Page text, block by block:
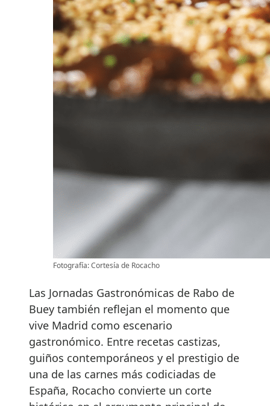
Fotografía: Cortesía de Rocacho
Las Jornadas Gastronómicas de Rabo de
Buey también reflejan el momento que
vive Madrid como escenario
gastronómico. Entre recetas castizas,
guiños contemporáneos y el prestigio de
una de las carnes más codiciadas de
España, Rocacho convierte un corte